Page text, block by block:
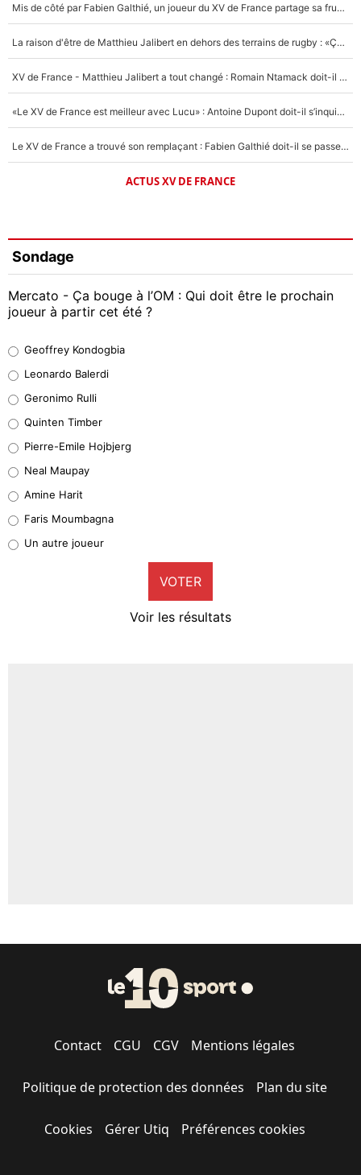
Mis de côté par Fabien Galthié, un joueur du XV de France partage sa frustration : «ils ne me l’ont pas dit tout de suite»
La raison d'être de Matthieu Jalibert en dehors des terrains de rugby : «Ça m'atteint autant que si tu touches à un membre de ma famille»
XV de France - Matthieu Jalibert a tout changé : Romain Ntamack doit-il s’inquiéter pour sa place à un an de la Coupe du monde ?
«Le XV de France est meilleur avec Lucu» : Antoine Dupont doit-il s’inquiéter pour sa place ?
Le XV de France a trouvé son remplaçant : Fabien Galthié doit-il se passer d'Antoine Dupont ?
ACTUS XV DE FRANCE
Sondage
Mercato - Ça bouge à l’OM : Qui doit être le prochain
joueur à partir cet été ?
38%
32%
4%
1%
9%
Geoffrey Kondogbia
Leonardo Balerdi
Geronimo Rulli
Quinten Timber
Pierre-Emile Hojbjerg
Neal Maupay
Amine Harit
Faris Moumbagna
Un autre joueur
VOTER
Voir les résultats
Contact CGU CGV Mentions légales
Politique de protection des données Plan du site
Cookies Gérer Utiq Préférences cookies